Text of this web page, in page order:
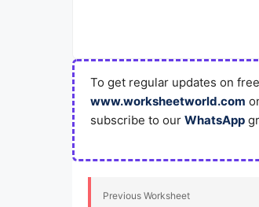
To get regular updates on
www.worksheetworld.com
subscribe to our WhatsApp
Previous Worksheet